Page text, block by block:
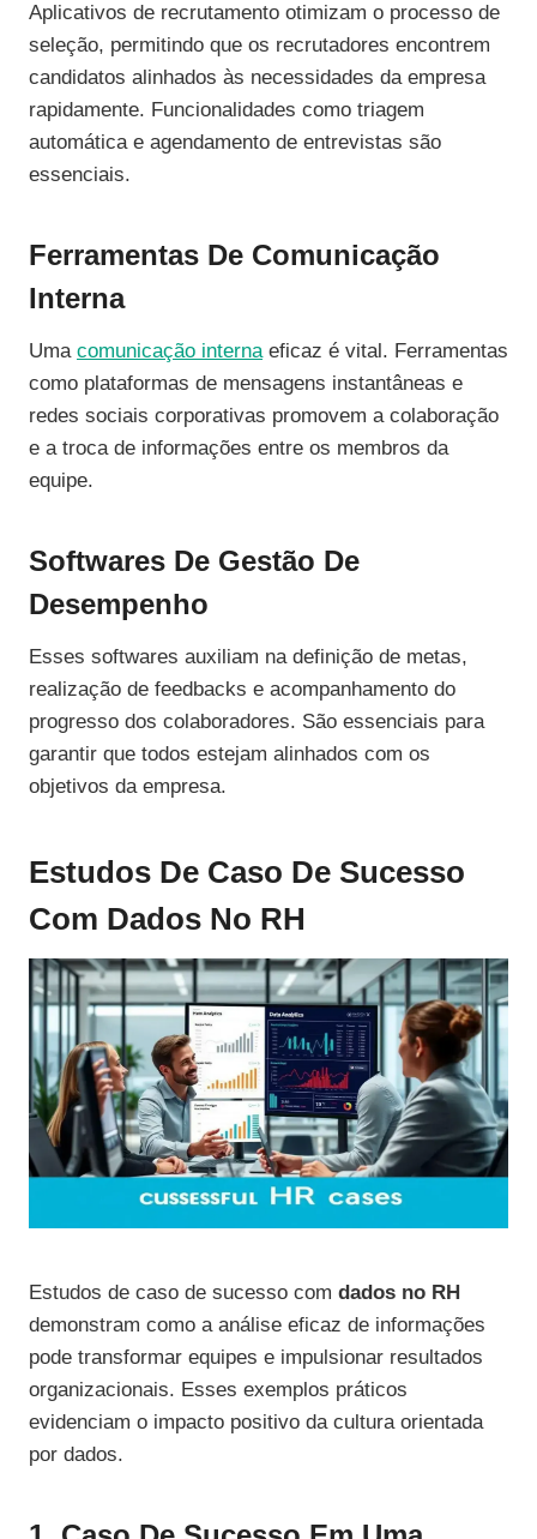
Aplicativos de recrutamento otimizam o processo de
seleção, permitindo que os recrutadores encontrem
candidatos alinhados às necessidades da empresa
rapidamente. Funcionalidades como triagem
automática e agendamento de entrevistas são
essenciais.
Ferramentas De Comunicação
Interna
Uma comunicação internaeficaz é vital. Ferramentas
como plataformas de mensagens instantâneas e
redes sociais corporativas promovem a colaboração
e a troca de informações entre os membros da
equipe.
Softwares De Gestão De
Desempenho
Esses softwares auxiliam na definição de metas,
realização de feedbacks e acompanhamento do
progresso dos colaboradores. São essenciais para
garantir que todos estejam alinhados com os
objetivos da empresa.
Estudos De Caso De Sucesso
Com Dados No RH
Estudos de caso de sucesso com dados no RH
demonstram como a análise eficaz de informações
pode transformar equipes e impulsionar resultados
organizacionais. Esses exemplos práticos
evidenciam o impacto positivo da cultura orientada
por dados.